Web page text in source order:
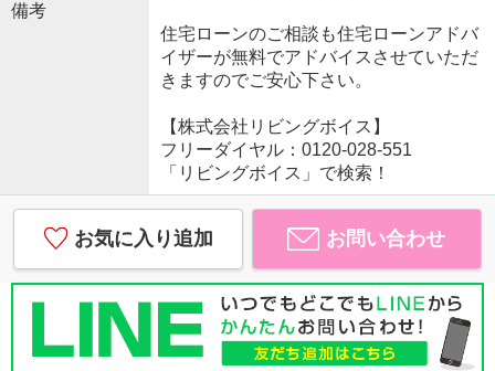
備考
住宅ローンのご相談も住宅ローンアドバ
イザーが無料でアドバイスさせていただ
きますのでご安心下さい。
【株式会社リビングボイス】
フリーダイヤル：0120-028-551
「リビングボイス」で検索！
お気に入り追加 お問い合わせ